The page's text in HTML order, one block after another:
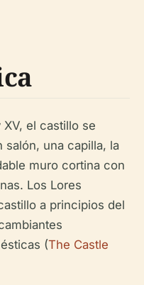
el castillo se
salón, una capilla, la
muro cortina con
Los Lores
a principios del
(The Castle